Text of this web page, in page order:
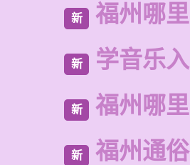
新 福州哪
新 学音乐
新 福州哪
新 福州通